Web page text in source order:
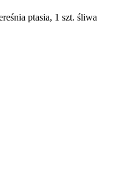
ptasia, 1 szt. śliwa